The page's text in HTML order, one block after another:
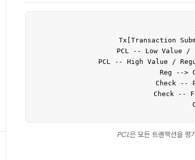
Tx[Transaction
PCL -- Low Value /
PCL -- High Value /
Reg -->
Check --
Check --
PCL은 모든 트랜잭션을 평